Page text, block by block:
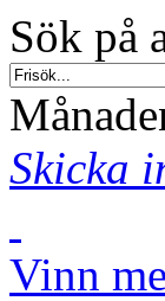
Sök på
Skicka
Vinn